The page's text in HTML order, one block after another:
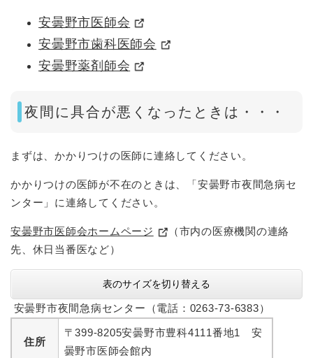
安曇野市医師会
安曇野市歯科医師会
安曇野薬剤師会
夜間に具合が悪くなったときは・・・
まずは、かかりつけの医師に連絡してください。
かかりつけの医師が不在のときは、「安曇野市夜間急病セ
ンター」に連絡してください。
安曇野市医師会ホームページ
（市内の医療機関の連絡
先、休日当番医など）
表のサイズを切り替える
安曇野市夜間急病センター（電話：0263-73-6383）
住所
〒399-8205安曇野市豊科4111番地1 安
曇野市医師会館内